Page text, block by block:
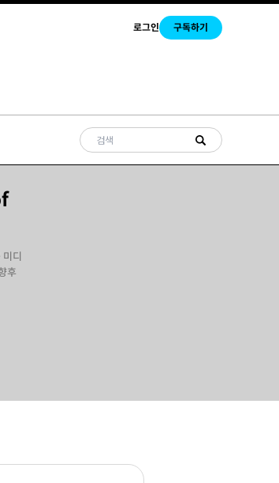
로그인 구독하기
디
후